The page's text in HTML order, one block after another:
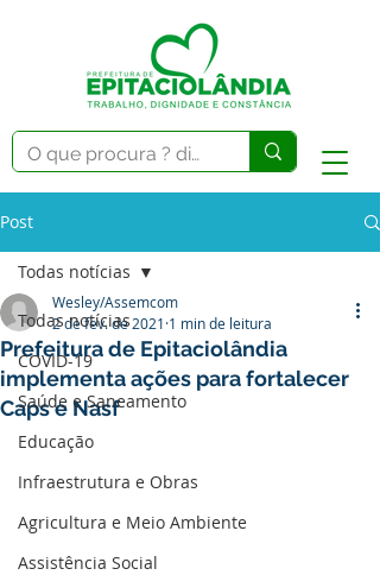
Post
Todas notícias
COVID-19
Saúde e Saneamento
Educação
Infraestrutura e Obras
Agricultura e Meio Ambiente
Assistência Social
Todas notícias
Prefeitura de Epitaciolândia
implementa ações para fortalecer
Caps e Nasf
Wesley/Assemcom
2 de fev. de 2021 1 min de leitura